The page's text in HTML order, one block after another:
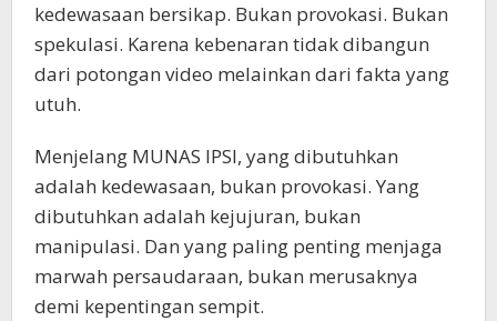
kedewasaan bersikap. Bukan provokasi. Bukan
spekulasi. Karena kebenaran tidak dibangun
dari potongan video melainkan dari fakta yang
utuh.
Menjelang MUNAS IPSI, yang dibutuhkan
adalah kedewasaan, bukan provokasi. Yang
dibutuhkan adalah kejujuran, bukan
manipulasi. Dan yang paling penting menjaga
marwah persaudaraan, bukan merusaknya
demi kepentingan sempit.